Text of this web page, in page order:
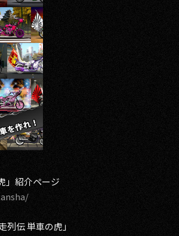
2022
2021
2020
2019
2018
2017
2014
」紹介ページ
伝 単車の虎」